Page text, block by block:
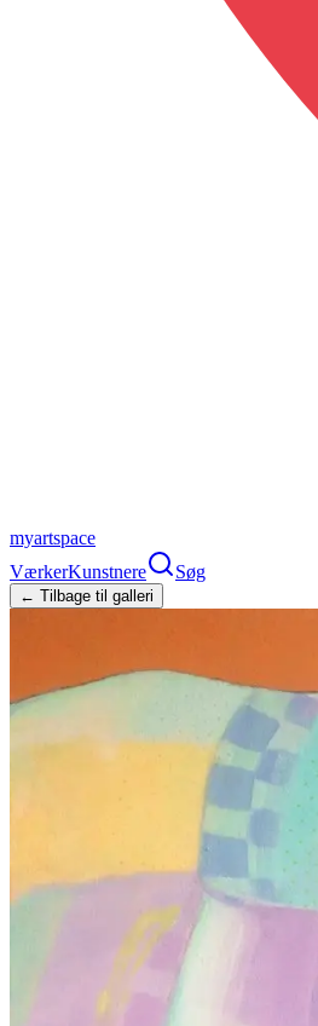
myartspace
VærkerKunstnere Søg
← Tilbage til galleri